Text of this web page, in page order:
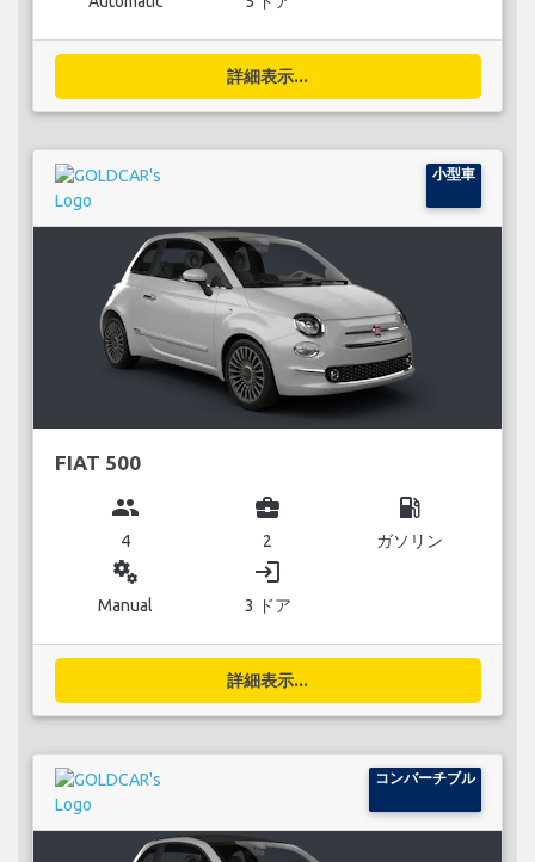
詳細表示...
小型車
FIAT 500
group
4
business_center
2
local_gas_station
ガソリン
miscellaneous_services
Manual
login
3 ドア
詳細表示...
コンバーチブル